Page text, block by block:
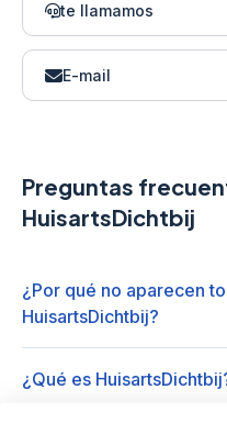
te llamamos
E-mail
Preguntas
HuisartsDichtbij
¿Por qué no aparecen
HuisartsDichtbij?
¿Qué es